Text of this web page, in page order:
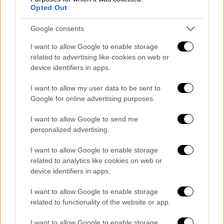
Opted Out
Google consents
I want to allow Google to enable storage
related to advertising like cookies on web or
device identifiers in apps.
I want to allow my user data to be sent to
Google for online advertising purposes.
I want to allow Google to send me
personalized advertising.
I want to allow Google to enable storage
related to analytics like cookies on web or
device identifiers in apps.
I want to allow Google to enable storage
related to functionality of the website or app.
I want to allow Google to enable storage
Η ανακοίνωση της κυρίας Αδειλίνη
«Το γεγονός της εξαφάνισης υπό
αδιευκρίνιστες συνθήκες του γιού
συναδέλφου Εισαγγελέα Εφετών είναι ένα
παρουσίαση και ο σχολιασμός του οποίου,
προσφέρονται για οποιασδήποτε μορφής
εκμετάλλευση, με το πρόσχημα της
ενημέρωσης.
Εκφράζουμε τη θλίψη και αγανάκτησή μας,
συνδέσει ή να συσχετίσει, καθ' οιονδήποτε
τρόπο, το συμβάν αυτό, με την άσκηση των
εισαγγελικών καθηκόντων της συναδέλφου